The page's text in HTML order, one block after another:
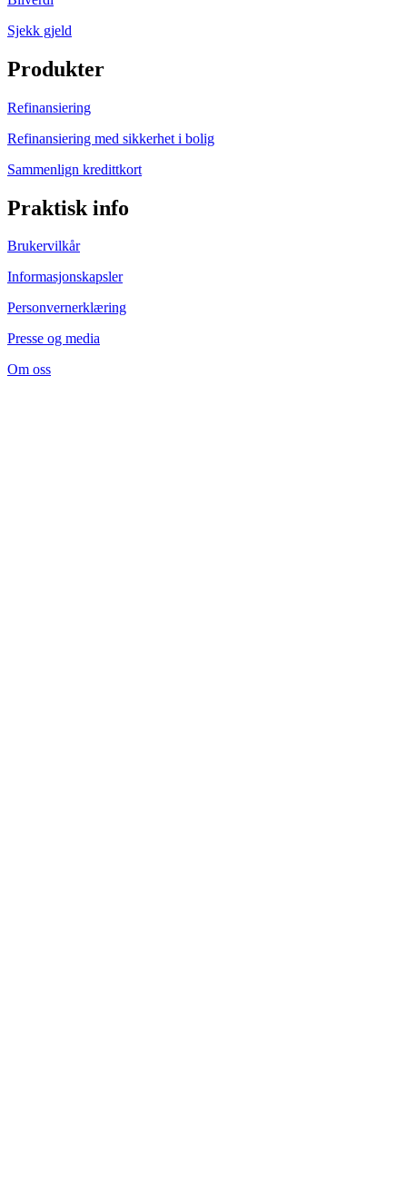
Sjekk gjeld
Produkter
Refinansiering
Refinansiering med sikkerhet i bolig
Sammenlign kredittkort
Praktisk info
Brukervilkår
Informasjonskapsler
Personvernerklæring
Presse og media
Om oss